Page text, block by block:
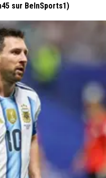
sur BeInSports1)